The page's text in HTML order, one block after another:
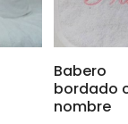
Babero
bordado
nombre